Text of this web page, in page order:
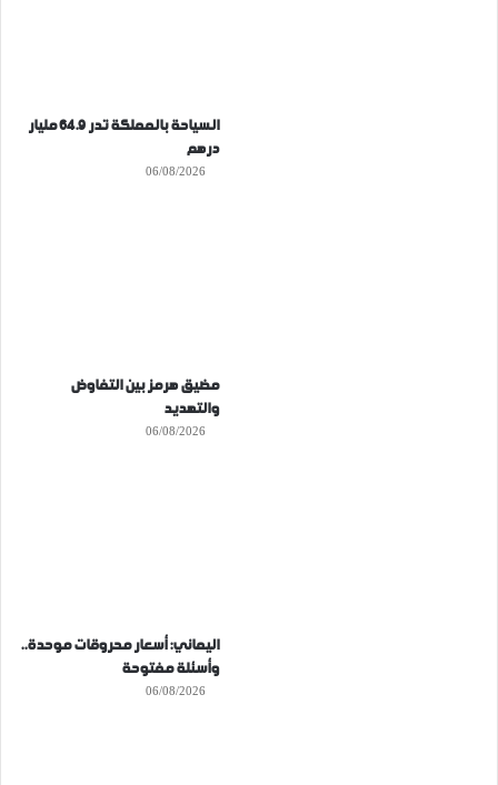
السياحة بالمملكة تدر 64.9 مليار
درهم
06/08/2026
مضيق هرمز بين التفاوض
والتهديد
06/08/2026
اليماني: أسعار محروقات موحدة..
وأسئلة مفتوحة
06/08/2026